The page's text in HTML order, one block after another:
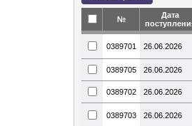
№
Дата
0389701 26.06.2026
0389705 26.06.2026
0389702 26.06.2026
0389703 26.06.2026